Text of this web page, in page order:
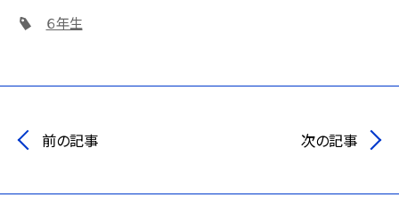
６年生
前の記事 次の記事